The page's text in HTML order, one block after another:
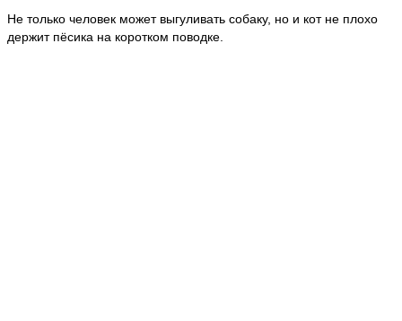
Не только человек может выгуливать собаку, но и кот не плохо
держит пёсика на коротком поводке.